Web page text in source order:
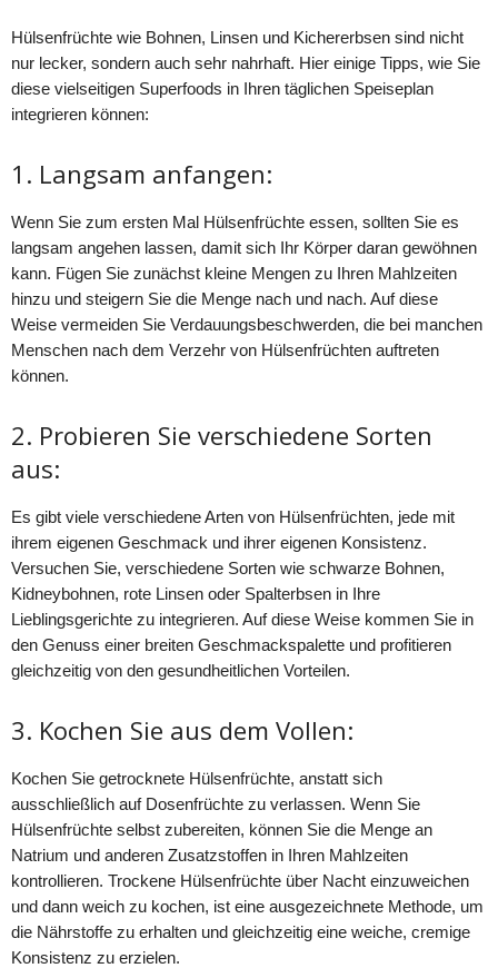
Hülsenfrüchte wie Bohnen, Linsen und Kichererbsen sind nicht
nur lecker, sondern auch sehr nahrhaft. Hier einige Tipps, wie Sie
diese vielseitigen Superfoods in Ihren täglichen Speiseplan
integrieren können:
1. Langsam anfangen:
Wenn Sie zum ersten Mal Hülsenfrüchte essen, sollten Sie es
langsam angehen lassen, damit sich Ihr Körper daran gewöhnen
kann. Fügen Sie zunächst kleine Mengen zu Ihren Mahlzeiten
hinzu und steigern Sie die Menge nach und nach. Auf diese
Weise vermeiden Sie Verdauungsbeschwerden, die bei manchen
Menschen nach dem Verzehr von Hülsenfrüchten auftreten
können.
2. Probieren Sie verschiedene Sorten
aus:
Es gibt viele verschiedene Arten von Hülsenfrüchten, jede mit
ihrem eigenen Geschmack und ihrer eigenen Konsistenz.
Versuchen Sie, verschiedene Sorten wie schwarze Bohnen,
Kidneybohnen, rote Linsen oder Spalterbsen in Ihre
Lieblingsgerichte zu integrieren. Auf diese Weise kommen Sie in
den Genuss einer breiten Geschmackspalette und profitieren
gleichzeitig von den gesundheitlichen Vorteilen.
3. Kochen Sie aus dem Vollen:
Kochen Sie getrocknete Hülsenfrüchte, anstatt sich
ausschließlich auf Dosenfrüchte zu verlassen. Wenn Sie
Hülsenfrüchte selbst zubereiten, können Sie die Menge an
Natrium und anderen Zusatzstoffen in Ihren Mahlzeiten
kontrollieren. Trockene Hülsenfrüchte über Nacht einzuweichen
und dann weich zu kochen, ist eine ausgezeichnete Methode, um
die Nährstoffe zu erhalten und gleichzeitig eine weiche, cremige
Konsistenz zu erzielen.